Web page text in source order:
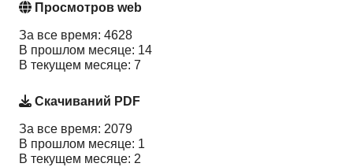
Просмотров web
За все время: 4628
В прошлом месяце: 14
В текущем месяце: 7
Скачиваний PDF
За все время: 2079
В прошлом месяце: 1
В текущем месяце: 2